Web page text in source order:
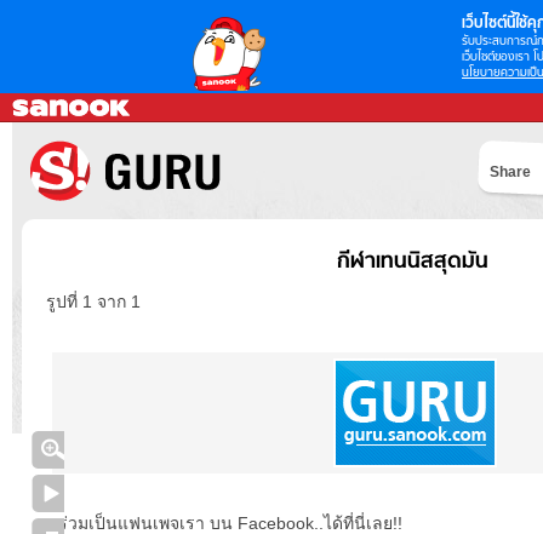
เว็บไซต์นี้ใช้คุ
รับประสบการณ์
เว็บไซต์ของเรา
นโยบายความเป็
Share
กีฬาเทนนิสสุดมัน
รูปที่ 1 จาก 1
ร่วมเป็นแฟนเพจเรา บน Facebook..ได้ที่นี่เลย!!